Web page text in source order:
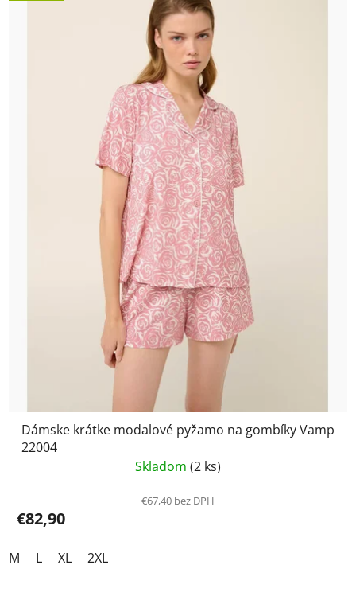
Dámske krátke modalové pyžamo na gombíky Vamp
22004
Skladom (2 ks)
€67,40 bez DPH
€82,90
M L XL 2XL